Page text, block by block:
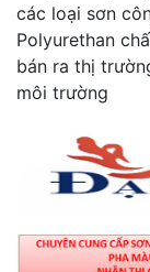
các loại sơn
Polyurethan
bán ra thị
môi trường